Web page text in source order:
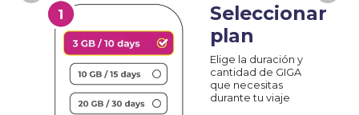
Seleccionar
plan
Elige la duración y
cantidad de GIGA
que necesitas
durante tu viaje